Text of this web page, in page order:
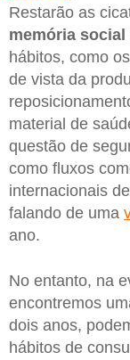
Restarão as
memória social
hábitos, como
de vista da
material de
questão de
como fluxos
internacionais
falando de uma
ano.
No entanto, na
encontremos
dois anos,
hábitos de